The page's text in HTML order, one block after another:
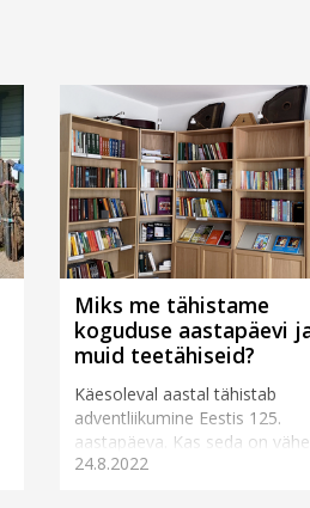
Miks me tähistame
koguduse aastapäevi
muid teetähiseid?
Käesoleval aastal tähistab
adventliikumine Eestis 125.
aastapäeva. Kas seda on
palju, polegi ehk oluline
24.8.2022